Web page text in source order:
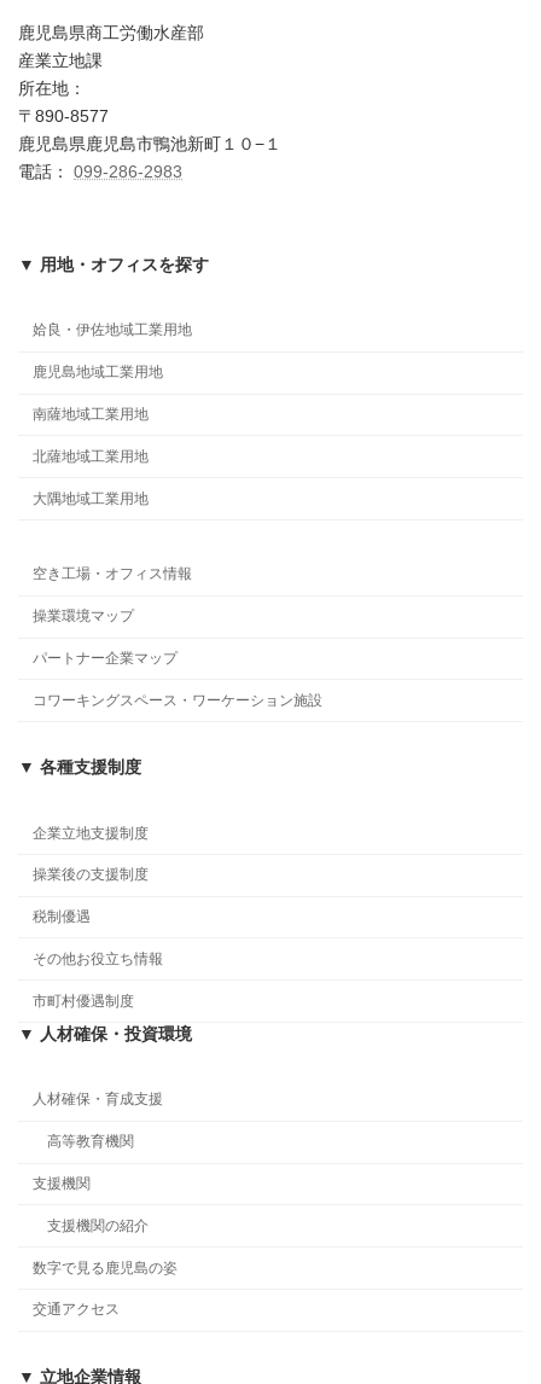
鹿児島県商工労働水産部
産業立地課
所在地：
〒890-8577
鹿児島県鹿児島市鴨池新町１０−１
電話： 099-286-2983
▼ 用地・オフィスを探す
姶良・伊佐地域工業用地
鹿児島地域工業用地
南薩地域工業用地
北薩地域工業用地
大隅地域工業用地
空き工場・オフィス情報
操業環境マップ
パートナー企業マップ
コワーキングスペース・ワーケーション施設
▼ 各種支援制度
企業立地支援制度
操業後の支援制度
税制優遇
その他お役立ち情報
市町村優遇制度
▼ 人材確保・投資環境
人材確保・育成支援
高等教育機関
支援機関
支援機関の紹介
数字で見る鹿児島の姿
交通アクセス
▼ 立地企業情報